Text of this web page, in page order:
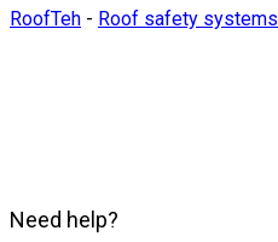
RoofTeh - Roof safety systems